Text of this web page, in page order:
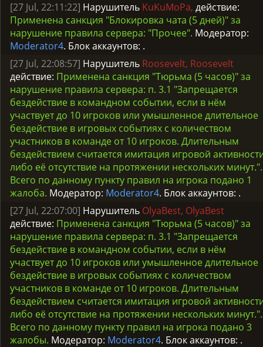
[27 Jul, 22:11:22] Нарушитель KuKuMoPa, действие:
Применена санкция "Блокировка чата (5 дней)" за
нарушение правила сервера: "Прочее". Модератор:
Moderator4. Блок аккаунтов: .
[27 Jul, 22:08:57] Нарушитель Roosevelt, Roosevelt
действие: Применена санкция "Тюрьма (5 часов)" за
нарушение правила сервера: п. 3.1 "Запрещается
бездействие в командном событии, если в нём
участвует до 10 игроков или умышленное длительное
бездействие в игровых событиях с количеством
участников в команде от 10 игроков. Длительным
бездействием считается имитация игровой
либо её отсутствие на протяжении нескольких минут.".
Всего по данному пункту правил на игрока подано 1
жалоба. Модератор: Moderator4. Блок аккаунтов: .
[27 Jul, 22:07:00] Нарушитель OlyaBest, OlyaBest
действие: Применена санкция "Тюрьма (5 часов)" за
нарушение правила сервера: п. 3.1 "Запрещается
бездействие в командном событии, если в нём
участвует до 10 игроков или умышленное длительное
бездействие в игровых событиях с количеством
участников в команде от 10 игроков. Длительным
бездействием считается имитация игровой
либо её отсутствие на протяжении нескольких минут.".
Всего по данному пункту правил на игрока подано 3
жалобы. Модератор: Moderator4. Блок аккаунтов: .